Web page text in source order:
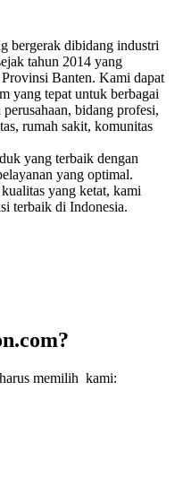
bergerak dibidang industri
tahun 2014 yang
Banten. Kami dapat
yang tepat untuk berbagai
bidang profesi,
rumah sakit, komunitas
yang terbaik dengan
yang optimal.
yang ketat, kami
terbaik di Indonesia.
memilih kami: